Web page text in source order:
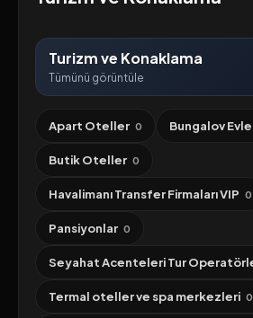
Turizm ve Konaklama
Tümünü görüntüle
Apart Oteller 0 Bungalov
Butik Oteller 0
Havalimanı Transfer Firmaları VIP 0
Pansiyonlar 0
Seyahat Acenteleri Tur
Termal oteller ve spa merkezleri 0